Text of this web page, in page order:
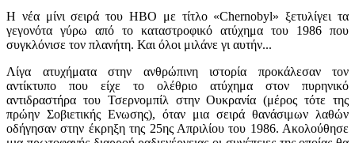
Η νέα μίνι σειρά του ΗΒΟ με τίτλο «Chernobyl» ξετυλίγει τα
γεγονότα γύρω από το καταστροφικό ατύχημα του 1986 που
συγκλόνισε τον πλανήτη. Και όλοι μιλάνε γι αυτήν...
Λίγα ατυχήματα στην ανθρώπινη ιστορία προκάλεσαν τον
αντίκτυπο που είχε το ολέθριο ατύχημα στον πυρηνικό
αντιδραστήρα του Τσερνομπίλ στην Ουκρανία (μέρος τότε της
πρώην Σοβιετικής Ενωσης), όταν μια σειρά θανάσιμων λαθών
οδήγησαν στην έκρηξη της 25ης Απριλίου του 1986. Ακολούθησε